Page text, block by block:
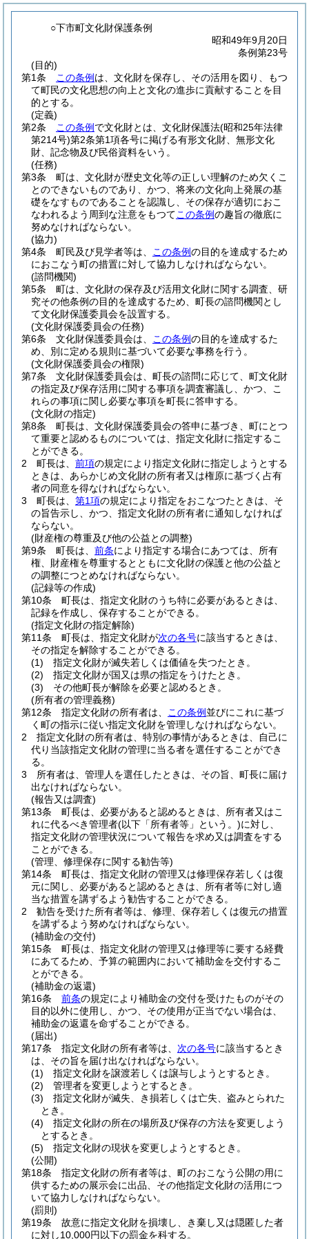
○下市町文化財保護条例
昭和49年9月20日
条例第23号
(目的)
第1条
この条例 は、文化財を保存し、その活用を図り、もつ
て町民の文化思想の向上と文化の進歩に貢献することを目
的とする。
(定義)
第2条
この条例 で文化財とは、文化財保護法(昭和25年法律
第214号)第2条第1項各号に掲げる有形文化財、無形文化
財、記念物及び民俗資料をいう。
(任務)
第3条
町は、文化財が歴史文化等の正しい理解のため欠くこ
とのできないものであり、かつ、将来の文化向上発展の基
礎をなすものであることを認識し、その保存が適切におこ
なわれるよう周到な注意をもつてこの条例の趣旨の徹底に
努めなければならない。
(協力)
第4条
町民及び見学者等は、 この条例の目的を達成するため
におこなう町の措置に対して協力しなければならない。
(諮問機関)
第5条
町は、文化財の保存及び活用文化財に関する調査、研
究その他条例の目的を達成するため、町長の諮問機関とし
て文化財保護委員会を設置する。
(文化財保護委員会の任務)
第6条
文化財保護委員会は、 この条例の目的を達成するた
め、別に定める規則に基づいて必要な事務を行う。
(文化財保護委員会の権限)
第7条
文化財保護委員会は、町長の諮問に応じて、町文化財
の指定及び保存活用に関する事項を調査審議し、かつ、こ
れらの事項に関し必要な事項を町長に答申する。
(文化財の指定)
第8条
町長は、文化財保護委員会の答申に基づき、町にとつ
て重要と認めるものについては、指定文化財に指定するこ
とができる。
2
町長は、 前項の規定により指定文化財に指定しようとする
ときは、あらかじめ文化財の所有者又は権原に基づく占有
者の同意を得なければならない。
3
町長は、 第1項の規定により指定をおこなつたときは、そ
の旨告示し、かつ、指定文化財の所有者に通知しなければ
ならない。
(財産権の尊重及び他の公益との調整)
第9条
町長は、 前条により指定する場合にあつては、所有
権、財産権を尊重するとともに文化財の保護と他の公益と
の調整につとめなければならない。
(記録等の作成)
第10条
町長は、指定文化財のうち特に必要があるときは、
記録を作成し、保存することができる。
(指定文化財の指定解除)
第11条
町長は、指定文化財が次の各号に該当するときは、
その指定を解除することができる。
(1)
指定文化財が滅失若しくは価値を失つたとき。
(2)
指定文化財が国又は県の指定をうけたとき。
(3)
その他町長が解除を必要と認めるとき。
(所有者の管理義務)
第12条
指定文化財の所有者は、 この条例 並びにこれに基づ
く町の指示に従い指定文化財を管理しなければならない。
2
指定文化財の所有者は、特別の事情があるときは、自己に
代り当該指定文化財の管理に当る者を選任することができ
る。
3
所有者は、管理人を選任したときは、その旨、町長に届け
出なければならない。
(報告又は調査)
第13条
町長は、必要があると認めるときは、所有者又はこ
れに代るべき管理者(以下「所有者等」という。)に対し、
指定文化財の管理状況について報告を求め又は調査をする
ことができる。
(管理、修理保存に関する勧告等)
第14条
町長は、指定文化財の管理又は修理保存若しくは復
元に関し、必要があると認めるときは、所有者等に対し適
当な措置を講ずるよう勧告することができる。
2
勧告を受けた所有者等は、修理、保存若しくは復元の措置
を講ずるよう努めなければならない。
(補助金の交付)
第15条
町長は、指定文化財の管理又は修理等に要する経費
にあてるため、予算の範囲内において補助金を交付するこ
とができる。
(補助金の返還)
第16条
前条の規定により補助金の交付を受けたものがその
目的以外に使用し、かつ、その使用が正当でない場合は、
補助金の返還を命ずることができる。
(届出)
第17条
指定文化財の所有者等は、 次の各号に該当するとき
は、その旨を届け出なければならない。
(1)
指定文化財を譲渡若しくは譲与しようとするとき。
(2)
管理者を変更しようとするとき。
(3)
指定文化財が滅失、き損若しくは亡失、盗みとられた
とき。
(4)
指定文化財の所在の場所及び保存の方法を変更しよう
とするとき。
(5)
指定文化財の現状を変更しようとするとき。
(公開)
第18条
指定文化財の所有者等は、町のおこなう公開の用に
供するための展示会に出品、その他指定文化財の活用につ
いて協力しなければならない。
(罰則)
第19条
故意に指定文化財を損壊し、き棄し又は隠匿した者
に対し10,000円以下の罰金を科する。